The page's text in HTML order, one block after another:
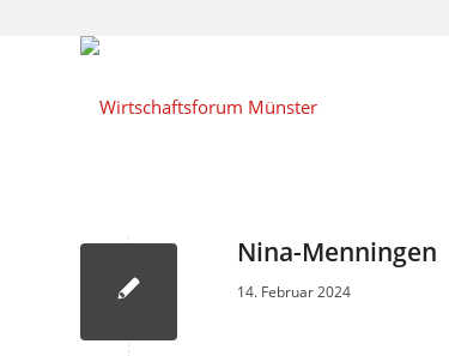
Nina-Menningen
14. Februar 2024